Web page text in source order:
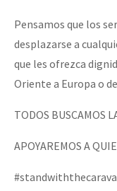
Pensamos que los
desplazarse a
que les ofrezca
Oriente a Europa o
TODOS BUSCAMOS
APOYAREMOS A